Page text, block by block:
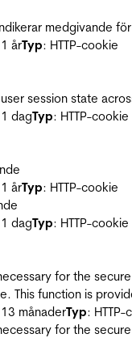
medgivande
årTyp: HTTP-cookie
session state
dagTyp: HTTP-cookie
årTyp: HTTP-cookie
dagTyp: HTTP-cookie
for the
This function is
månaderTyp: HTTP-
for the